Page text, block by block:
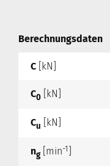
Berechnungsdaten
C [kN]
C0 [kN]
Cu [kN]
ng[min-1